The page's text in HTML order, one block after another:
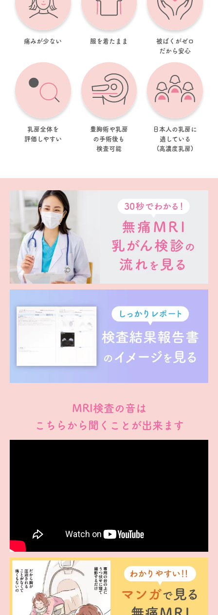
痛みが少ない 服を着たまま
被ばくがゼロ
だから安心
乳房全体を
評価しやすい
豊胸術や乳房
の手術後も
検査可能
日本人の乳房に
適している
(高濃度乳房)
MRI検査の音は
こちらから聞くことが出来ます